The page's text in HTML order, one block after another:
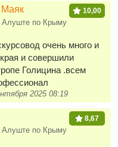
10,00
Алуште по Крыму
очень много и
и совершили
Голицина .всем
2025 08:19
8,67
Алуште по Крыму